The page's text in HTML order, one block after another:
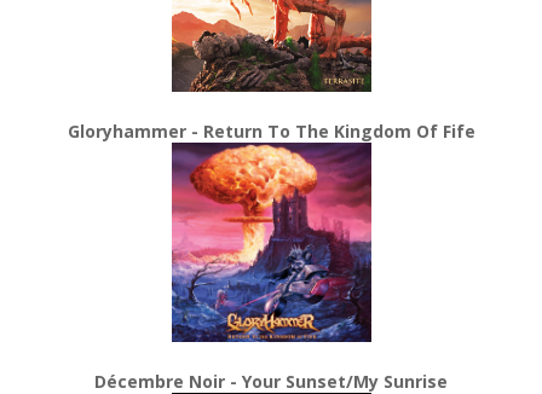
Gloryhammer - Return To The Kingdom Of Fife
Décembre Noir - Your Sunset/My Sunrise